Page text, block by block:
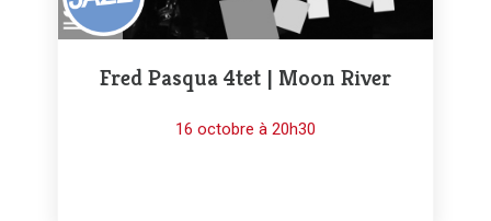
Fred Pasqua 4tet | Moon River
16 octobre à 20h30